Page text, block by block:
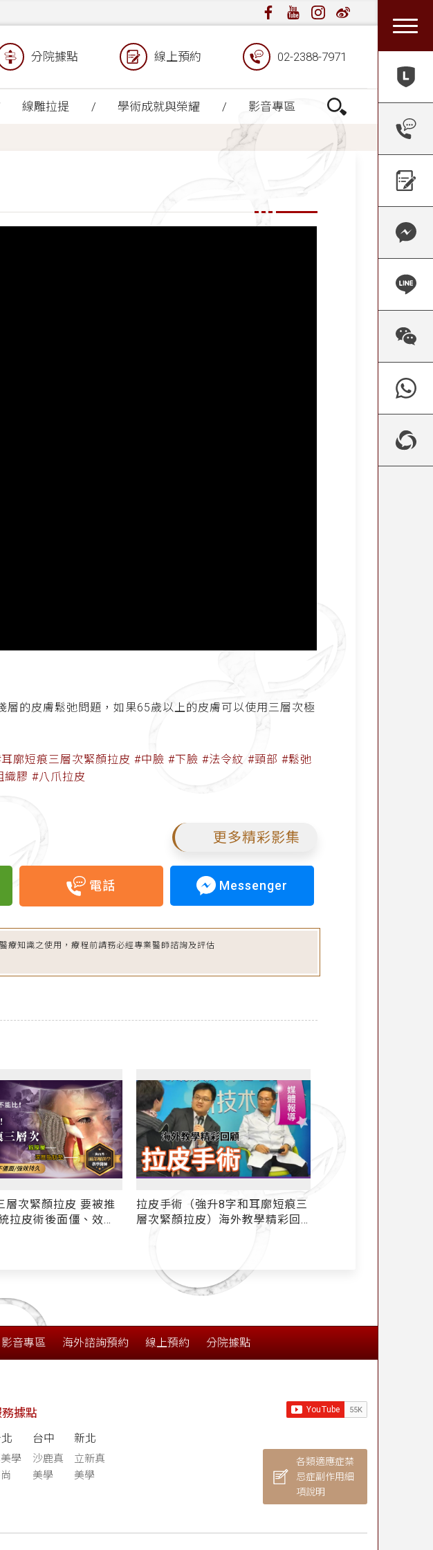
分院據點 線上預約 02-2388-7971
線雕拉提 學術成就與榮耀 影音專區
的皮膚鬆弛問題，如果65歲以上的皮膚可以使用三層次極
廓短痕三層次緊顏拉皮 #中臉 #下臉 #法令紋 #頸部 #鬆弛
膠 #八爪拉皮
更多精彩影集
電話 Messenger
療知識之使用，療程前請務必經專業醫師諮詢及評估
強升8字和耳廓短痕三
皮）海外教學精彩回
【Yahoo TV 頭家開箱】耳廓短痕
三層次緊顏拉皮 - 媒體報導
影音專區 海外諮詢預約 線上預約 分院據點
據點
學
台中
沙鹿真
美學
新北
立新真
美學
各類適應症禁
忌症副作用細
項說明